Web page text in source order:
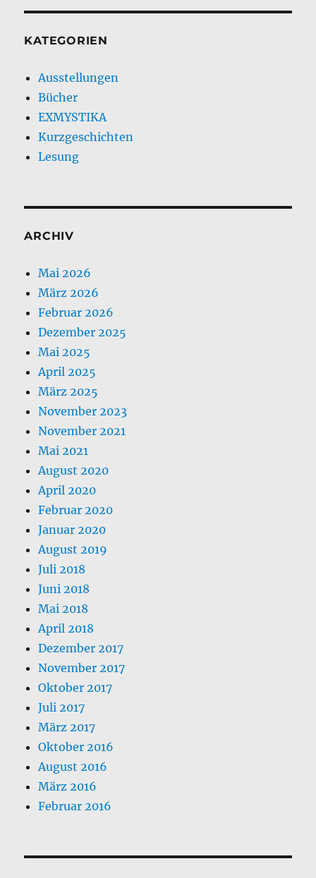
KATEGORIEN
Ausstellungen
Bücher
EXMYSTIKA
Kurzgeschichten
Lesung
ARCHIV
Mai 2026
März 2026
Februar 2026
Dezember 2025
Mai 2025
April 2025
März 2025
November 2023
November 2021
Mai 2021
August 2020
April 2020
Februar 2020
Januar 2020
August 2019
Juli 2018
Juni 2018
Mai 2018
April 2018
Dezember 2017
November 2017
Oktober 2017
Juli 2017
März 2017
Oktober 2016
August 2016
März 2016
Februar 2016